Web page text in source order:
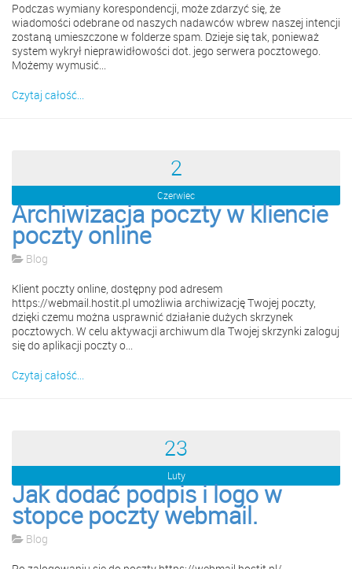
Podczas wymiany korespondencji, może zdarzyć się, że
wiadomości odebrane od naszych nadawców wbrew naszej intencji
zostaną umieszczone w folderze spam. Dzieje się tak, ponieważ
system wykrył nieprawidłowości dot. jego serwera pocztowego.
Możemy wymusić...
Czytaj całość...
2
Czerwiec
Archiwizacja poczty w kliencie
poczty online
Blog
Klient poczty online, dostępny pod adresem
https://webmail.hostit.pl umożliwia archiwizację Twojej poczty,
dzięki czemu można usprawnić działanie dużych skrzynek
pocztowych. W celu aktywacji archiwum dla Twojej skrzynki zaloguj
się do aplikacji poczty o...
Czytaj całość...
23
Luty
Jak dodać podpis i logo w
stopce poczty webmail.
Blog